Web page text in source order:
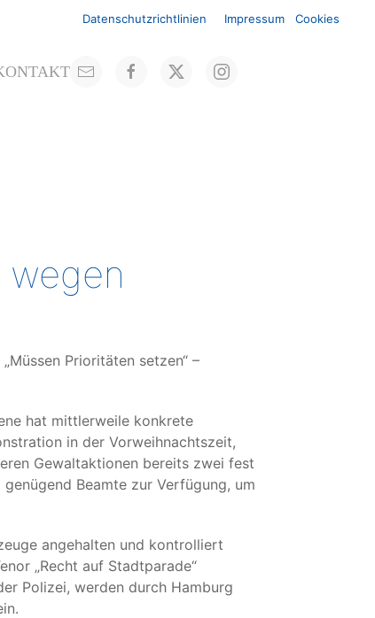
Datenschutzrichtlinien Impressum Cookies
wegen
Prioritäten setzen“ –
hat mittlerweile konkrete
in der Vorweihnachtszeit,
Gewaltaktionen bereits zwei fest
Beamte zur Verfügung, um
angehalten und kontrolliert
„Recht auf Stadtparade“
Polizei, werden durch Hamburg